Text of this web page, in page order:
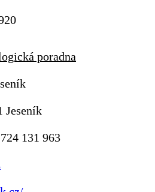
poradna
Jeseník
131 963